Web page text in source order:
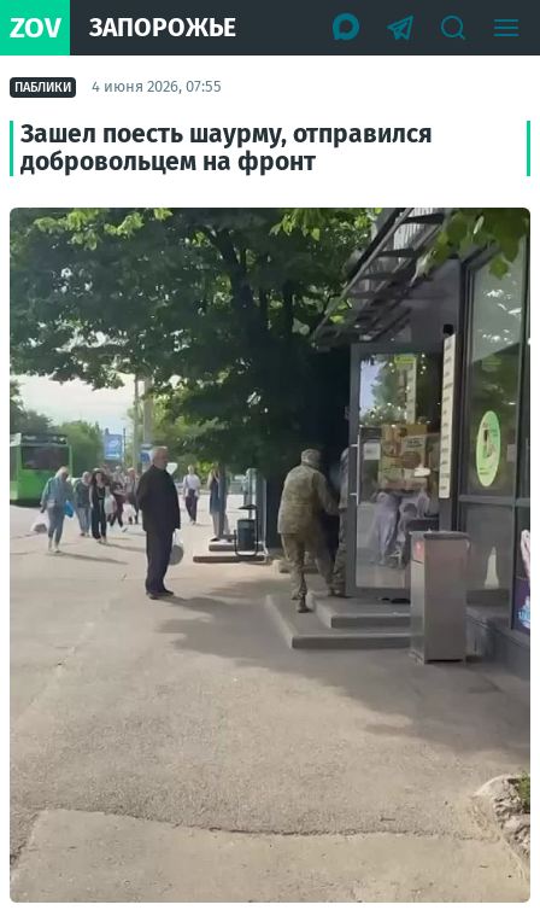
ZOV ЗАПОРОЖЬЕ
ПАБЛИКИ 4 июня 2026, 07:55
Зашел поесть шаурму, отправился
добровольцем на фронт